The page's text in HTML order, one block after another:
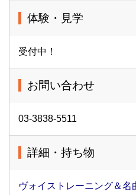
体験・見学
受付中！
お問い合わせ
03-3838-5511
詳細・持ち物
ヴォイストレーニング＆名